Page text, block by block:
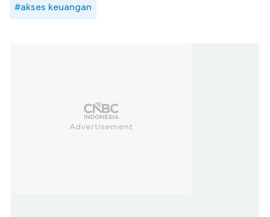
#akses keuangan